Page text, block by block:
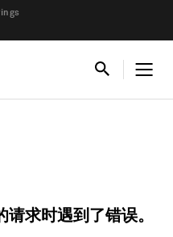
求时遇到了错误。